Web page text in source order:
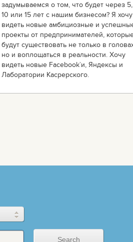
задумываемся о том, что будет через 5,
10 или 15 лет с нашим бизнесом? Я хочу
видеть новые амбициозные и
проекты от предпринимателей,
будут существовать не только в
но и воплощаться в реальности. Хочу
видеть новые Facebook`и, Яндексы и
Лаборатории Касрерского.